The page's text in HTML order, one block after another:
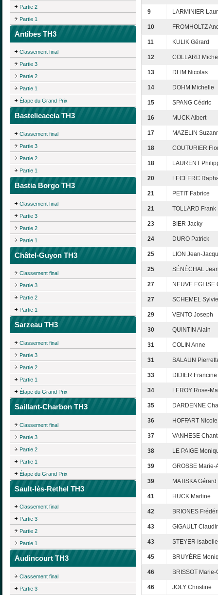
Partie 2
Partie 1
Antibes TH3
Classement final
Partie 3
Partie 2
Partie 1
Étape du Grand Prix
Bastelicaccia TH3
Classement final
Partie 3
Partie 2
Partie 1
Bastia Borgo TH3
Classement final
Partie 3
Partie 2
Partie 1
Châtel-Guyon TH3
Classement final
Partie 3
Partie 2
Partie 1
Sarzeau TH3
Classement final
Partie 3
Partie 2
Partie 1
Étape du Grand Prix
Saillant-Charbon TH3
Classement final
Partie 3
Partie 2
Partie 1
Étape du Grand Prix
Sault-lès-Rethel TH3
Classement final
Partie 3
Partie 2
Partie 1
Audincourt TH3
Classement final
Partie 3
9 LARMINIER
10 FROMHOLTZ
11 KULIK Gérard
12 COLLARD
13 DLIM Nicolas
14 DOHM Michelle
15 SPANG Cédric
16 MUCK Albert
17 MAZELIN
18 COUTURIER
18 LAURENT
20 LECLERC
21 PETIT Fabrice
21 TOLLARD Frank
23 BIER Jacky
24 DURO Patrick
25 LION Jean-
25 SÉNÉCHAL
27 NEUVE EGLISE
27 SCHEMEL Sylvie
29 VENTO Joseph
30 QUINTIN Alain
31 COLIN Anne
31 SALAUN
33 DIDIER Francine
34 LEROY Rose-
35 DARDENNE
36 HOFFART Nicole
37 VANHESE
38 LE PAIGE
39 GROSSE Marie-
39 MATISKA Gérard
41 HUCK Martine
42 BRIONES
43 GIGAULT
43 STEYER Isabelle
45 BRUYÈRE
46 BRISSOT
46 JOLY Christine